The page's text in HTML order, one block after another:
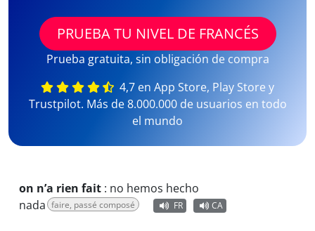
PRUEBA TU NIVEL DE FRANCÉS
Prueba gratuita, sin obligación de compra
4,7 en App Store, Play Store y
Trustpilot. Más de 8.000.000 de usuarios en todo
el mundo
on n’a rien fait : no hemos hecho
nada faire, passé composé FR CA